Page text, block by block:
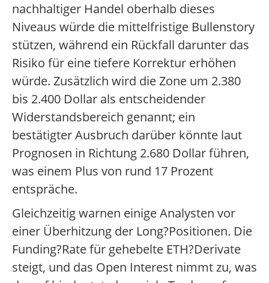
nachhaltiger Handel oberhalb dieses
Niveaus würde die mittelfristige Bullenstory
stützen, während ein Rückfall darunter das
Risiko für eine tiefere Korrektur erhöhen
würde. Zusätzlich wird die Zone um 2.380
bis 2.400 Dollar als entscheidender
Widerstandsbereich genannt; ein
bestätigter Ausbruch darüber könnte laut
Prognosen in Richtung 2.680 Dollar führen,
was einem Plus von rund 17 Prozent
entspräche.
Gleichzeitig warnen einige Analysten vor
einer Überhitzung der Long?Positionen. Die
Funding?Rate für gehebelte ETH?Derivate
steigt, und das Open Interest nimmt zu, was